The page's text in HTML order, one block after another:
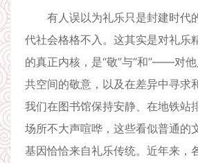
有人误以为礼乐只是封建时代
代社会格格不入。这其实是对礼乐
的真正内核，是“敬”与“和”——对
共空间的敬意，以及在差异中寻求
我们在图书馆保持安静、在地铁站
场所不大声喧哗，这些看似普通的
基因恰恰来自礼乐传统。近年来，